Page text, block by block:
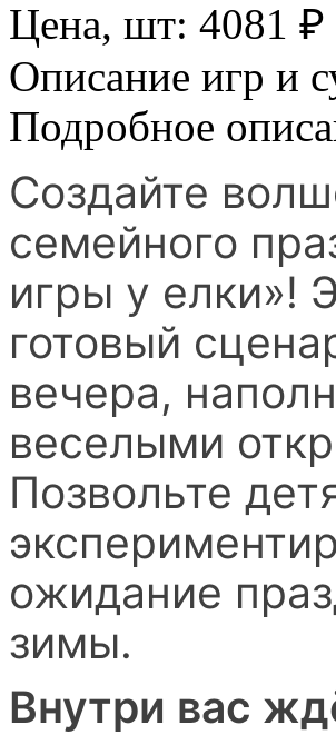
Цена, шт: 4081 ₽
Описание игр и
Подробное
Создайте
семейного
игры у елки»!
готовый
вечера,
веселыми
Позвольте
ожидание
зимы.
Внутри вас